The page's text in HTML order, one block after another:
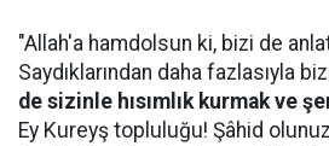
"Allah'a hamdolsun ki, bizi de
Saydıklarından daha fazlasıyla
de sizinle hısımlık kurmak ve
Ey Kureyş topluluğu! Şâhid